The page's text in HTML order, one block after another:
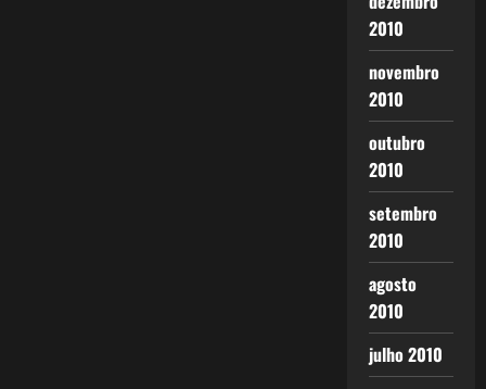
2010
novembro
2010
outubro
2010
setembro
2010
agosto
2010
julho 2010